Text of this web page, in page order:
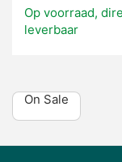
Op voorraad,
leverbaar
On Sale